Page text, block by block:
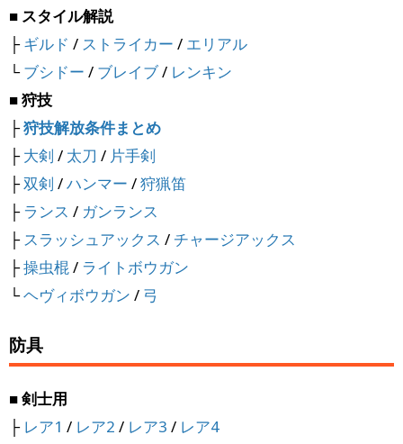
■ スタイル解説
├ギルド / ストライカー / エリアル
└ブシドー / ブレイブ/ レンキン
■ 狩技
├狩技解放条件まとめ
├大剣 / 太刀 / 片手剣
├双剣 /ハンマー /狩猟笛
├ランス / ガンランス
├スラッシュアックス / チャージアックス
├操虫棍/ ライトボウガン
└ヘヴィボウガン / 弓
防具
■ 剣士用
├ レア1 / レア2 / レア3 / レア4